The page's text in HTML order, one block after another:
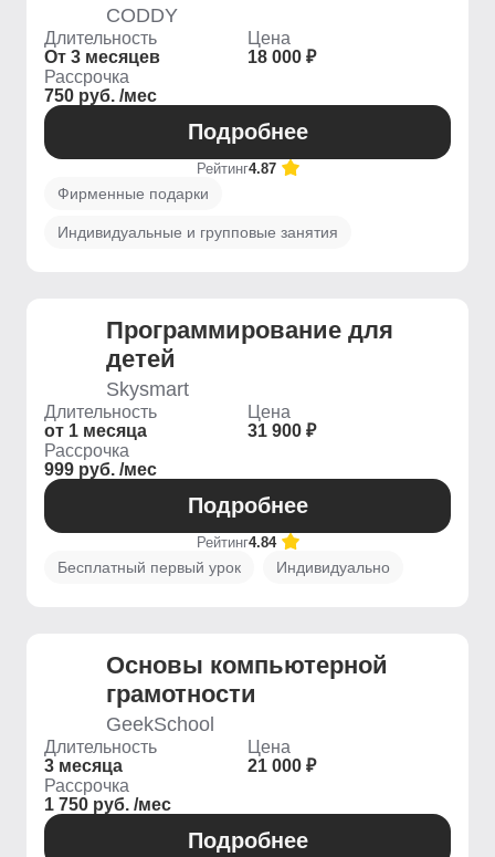
CODDY
Длительность
От 3 месяцев
Цена
18 000 ₽
Рассрочка
750 руб. /мес
Подробнее
Рейтинг4.87
Фирменные подарки
Индивидуальные и групповые занятия
Программирование для
детей
Skysmart
Длительность
от 1 месяца
Цена
31 900 ₽
Рассрочка
999 руб. /мес
Подробнее
Рейтинг4.84
Бесплатный первый урок Индивидуально
Основы компьютерной
грамотности
GeekSchool
Длительность
3 месяца
Цена
21 000 ₽
Рассрочка
1 750 руб. /мес
Подробнее